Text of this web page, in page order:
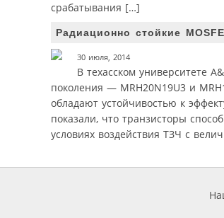
срабатывания […]
Радиационно стойкие
30 июля, 2014
В техасском университете
поколения — MRH20N19U3 и
обладают устойчивостью к
показали, что транзисторы
условиях воздействия ТЗЧ с